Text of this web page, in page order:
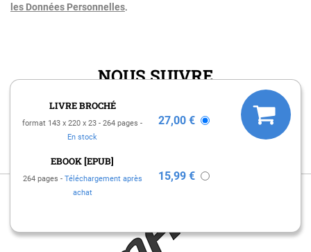
LIVRE BROCHÉ
format 143 x 220 x 23
264 pages
En stock
27,00 €
EBOOK [EPUB]
264 pages
Téléchargement après
achat
15,99 €
les Données Personnelles.
NOUS SUIVRE
Pour découvrir toute l'actualité de Mama Éditions, rejoignez-nous
sur les réseaux sociaux !